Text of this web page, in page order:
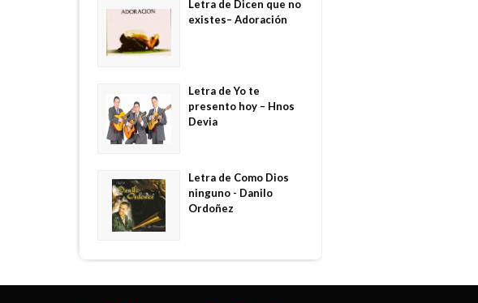
Letra de Dicen que no
existes– Adoración
Letra de Yo te
presento hoy – Hnos
Devia
Letra de Como Dios
ninguno - Danilo
Ordoñez